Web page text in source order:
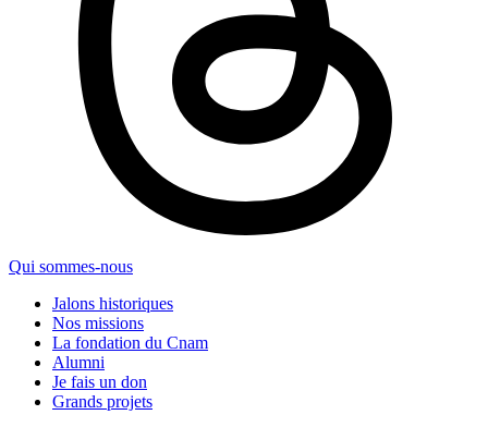
Qui sommes-nous
Jalons historiques
Nos missions
La fondation du Cnam
Alumni
Je fais un don
Grands projets